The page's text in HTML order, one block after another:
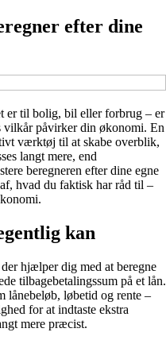
efter dine
er til bolig, bil eller forbrug – er
vilkår påvirker din økonomi. En
værktøj til at skabe overblik,
langt mere, end
beregneren efter dine egne
hvad du faktisk har råd til –
kan
hjælper dig med at beregne
tilbagebetalingssum på et lån.
lånebeløb, løbetid og rente –
for at indtaste ekstra
mere præcist.